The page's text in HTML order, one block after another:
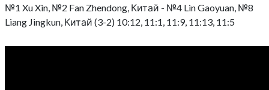
№1 Xu Xin, №2 Fan Zhendong, Китай - №4 Lin Gaoyuan, №8
Liang Jingkun, Китай (3-2) 10:12, 11:1, 11:9, 11:13, 11:5